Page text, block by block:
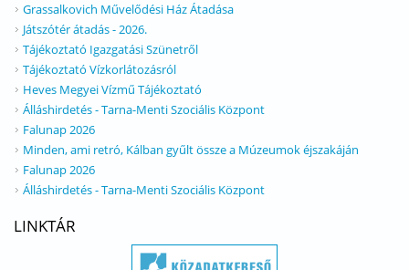
Grassalkovich Művelődési Ház Átadása
Játszótér átadás - 2026.
Tájékoztató Igazgatási Szünetről
Tájékoztató Vízkorlátozásról
Heves Megyei Vízmű Tájékoztató
Álláshirdetés - Tarna-Menti Szociális Központ
Falunap 2026
Minden, ami retró, Kálban gyűlt össze a Múzeumok éjszakáján
Falunap 2026
Álláshirdetés - Tarna-Menti Szociális Központ
LINKTÁR